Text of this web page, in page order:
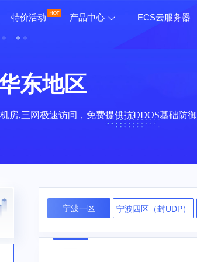
特价活动 产品中心 ECS云服务器
东地区
房,三网极速访问，免费提供抗DDOS基础防御
宁波一区 宁波四区（封UDP）